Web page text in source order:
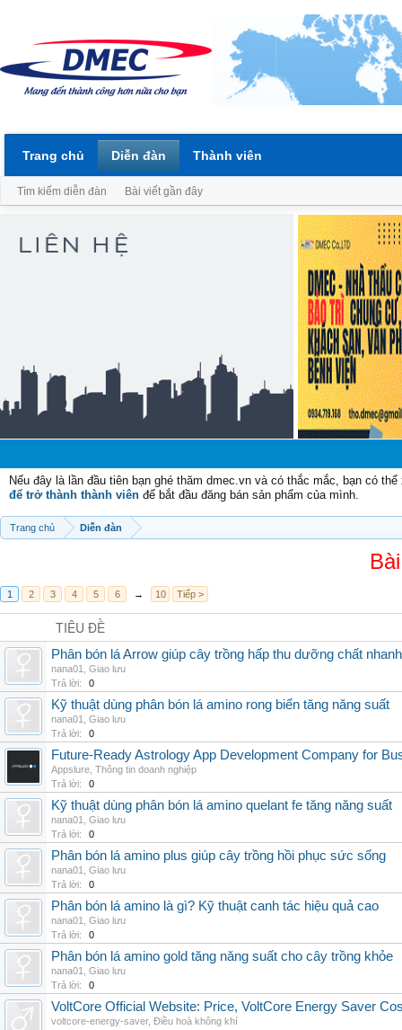
Nếu đây là lần đầu tiên bạn ghé thăm dmec.vn và có thắc mắc, bạn có
để trở thành thành viên để bắt đầu đăng bán sản phẩm của mình.
Trang chủ Diễn đàn
1 2 3 4 5 6 → 10 Tiếp >
TIÊU ĐỀ
Phân bón lá Arrow giúp cây trồng hấp thu dưỡng chất nhanh
nana01
Giao lưu
Trả lời:
0
Kỹ thuật dùng phân bón lá amino rong biển tăng năng suất
nana01
Giao lưu
Trả lời:
0
Future-Ready Astrology App Development Company for
Appslure Thông tin doanh nghiệp
Trả lời:
0
Kỹ thuật dùng phân bón lá amino quelant fe tăng năng suất
nana01
Giao lưu
Trả lời:
0
Phân bón lá amino plus giúp cây trồng hồi phục sức sống
nana01
Giao lưu
Trả lời:
0
Phân bón lá amino là gì? Kỹ thuật canh tác hiệu quả cao
nana01
Giao lưu
Trả lời:
0
Phân bón lá amino gold tăng năng suất cho cây trồng khỏe
nana01
Giao lưu
Trả lời:
0
VoltCore Official Website: Price, VoltCore Energy Saver
voltcore-energy-saver, Điều hoà không khí
Trang chủ Diễn đàn
Tìm kiếm diễn đàn Bài viết gần đây
Thành viên